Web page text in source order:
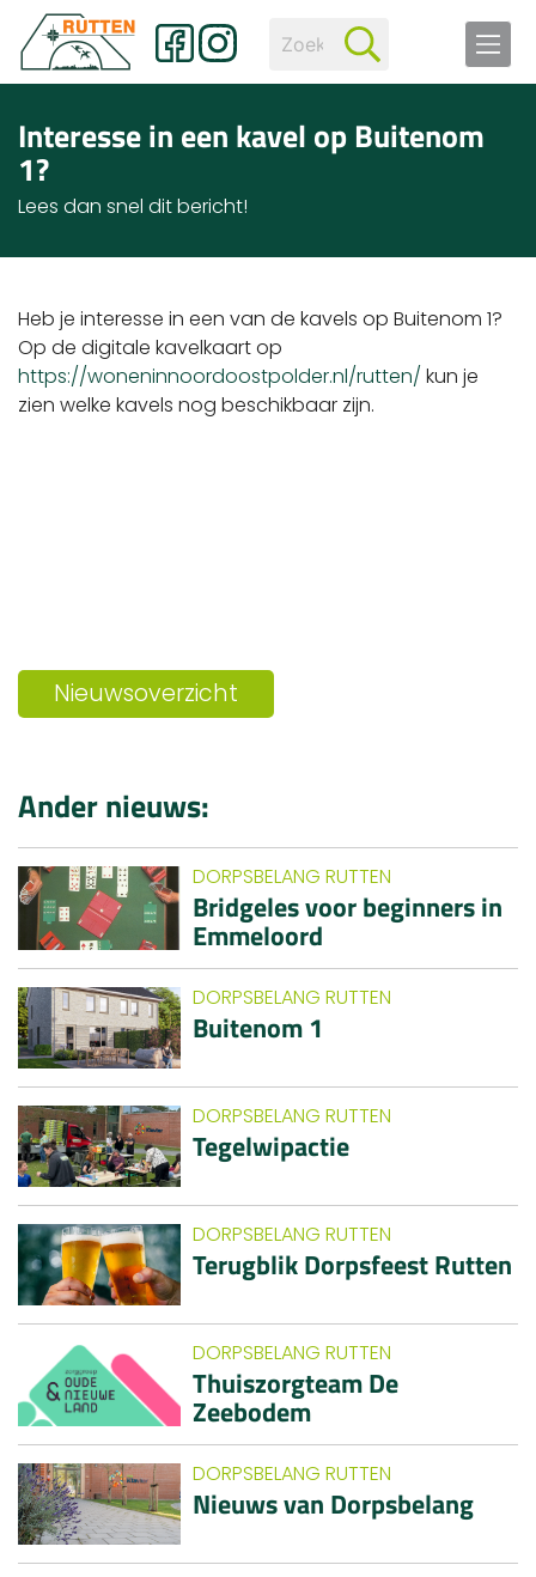
Interesse in een kavel op Buitenom
1?
Lees dan snel dit bericht!
Heb je interesse in een van de kavels op Buitenom 1?
Op de digitale kavelkaart op
https://woneninnoordoostpolder.nl/rutten/ kun je
zien welke kavels nog beschikbaar zijn.
Nieuwsoverzicht
Ander nieuws:
DORPSBELANG RUTTEN
Bridgeles voor beginners in
Emmeloord
DORPSBELANG RUTTEN
Buitenom 1
DORPSBELANG RUTTEN
Tegelwipactie
DORPSBELANG RUTTEN
Terugblik Dorpsfeest Rutten
DORPSBELANG RUTTEN
Thuiszorgteam De
Zeebodem
DORPSBELANG RUTTEN
Nieuws van Dorpsbelang